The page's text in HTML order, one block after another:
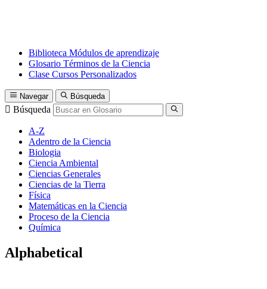
Biblioteca Módulos de aprendizaje
Glosario Términos de la Ciencia
Clase Cursos Personalizados
Navegar Búsqueda
Búsqueda
A-Z
Adentro de la Ciencia
Biologia
Ciencia Ambiental
Ciencias Generales
Ciencias de la Tierra
Física
Matemáticas en la Ciencia
Proceso de la Ciencia
Química
Alphabetical